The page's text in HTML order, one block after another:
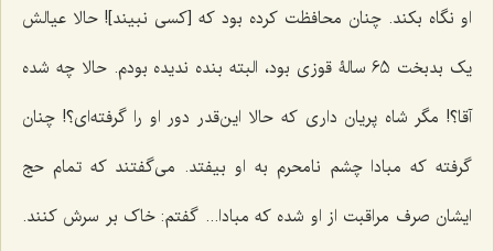
او نگاه بکند. چنان محافظت کرده بود که [کسی نبیند]! حالا عیالش
یک بدبخت 65 سالۀ قوزی بود، البته بنده ندیده بودم. حالا چه شده
آقا؟! مگر شاه پریان داری که حالا این‌قدر دور او را گرفته‌ای؟! چنان
گرفته که مبادا چشم نامحرم به او بیفتد. می‌گفتند که تمام حج
ایشان صرف مراقبت از او شده که مبادا... گفتم: خاک بر سرش کنند.